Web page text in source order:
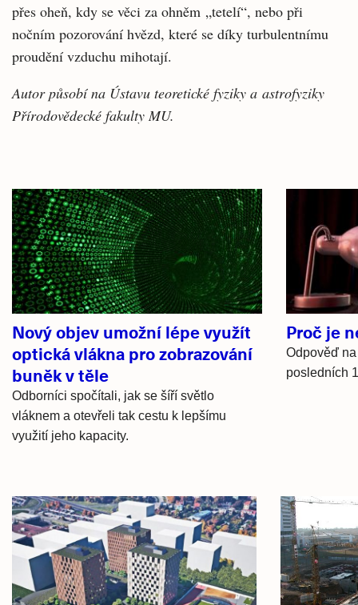
přes oheň, kdy se věci za ohněm „tetelí“, nebo při
nočním pozorování hvězd, které se díky turbulentnímu
proudění vzduchu mihotají.
Autor působí na Ústavu teoretické fyziky a astrofyziky
Přírodovědecké fakulty MU.
Související
články
Nový objev umožní lépe využít
optická vlákna pro zobrazování
buněk v těle
Odborníci spočítali, jak se šíří světlo
vláknem a otevřeli tak cestu k lepšímu
využití jeho kapacity.
Proč je
Odpověď
posledních
Hlavní
novinky